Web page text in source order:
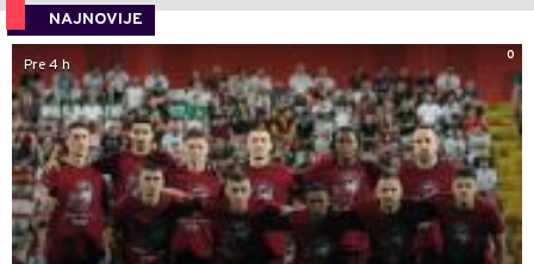
NAJNOVIJE
0
Pre 4 h